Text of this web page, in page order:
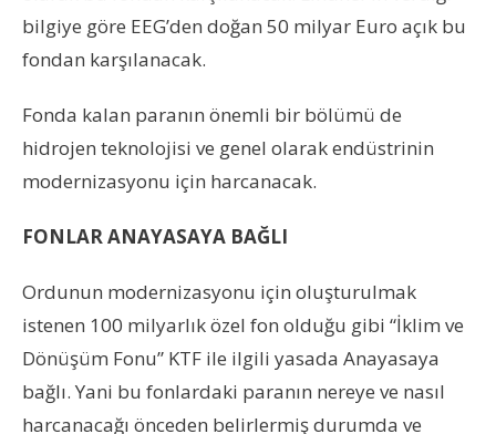
bilgiye göre EEG’den doğan 50 milyar Euro açık bu
fondan karşılanacak.
Fonda kalan paranın önemli bir bölümü de
hidrojen teknolojisi ve genel olarak endüstrinin
modernizasyonu için harcanacak.
FONLAR ANAYASAYA BAĞLI
Ordunun modernizasyonu için oluşturulmak
istenen 100 milyarlık özel fon olduğu gibi “İklim ve
Dönüşüm Fonu” KTF ile ilgili yasada Anayasaya
bağlı. Yani bu fonlardaki paranın nereye ve nasıl
harcanacağı önceden belirlermiş durumda ve